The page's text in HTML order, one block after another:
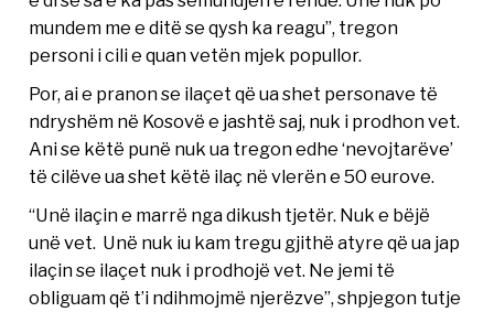
mundem me e ditë se qysh ka reagu”, tregon
personi i cili e quan vetën mjek popullor.
Por, ai e pranon se ilaçet që ua shet personave të
ndryshëm në Kosovë e jashtë saj, nuk i prodhon vet.
Ani se këtë punë nuk ua tregon edhe ‘nevojtarëve’
të cilëve ua shet këtë ilaç në vlerën e 50 eurove.
“Unë ilaçin e marrë nga dikush tjetër. Nuk e bëjë
unë vet. Unë nuk iu kam tregu gjithë atyre që ua jap
ilaçin se ilaçet nuk i prodhojë vet. Ne jemi të
obliguam që t’i ndihmojmë njerëzve”, shpjegon tutje